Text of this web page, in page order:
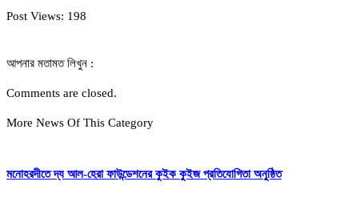
Post Views: 198
আপনার মতামত লিখুন :
Comments are closed.
More News Of This Category
মনোহরদীতে দ্য আল-হেরা ফাউন্ডেশনের কুইক কুইজ প্রতিযোগিতা অনুষ্ঠিত